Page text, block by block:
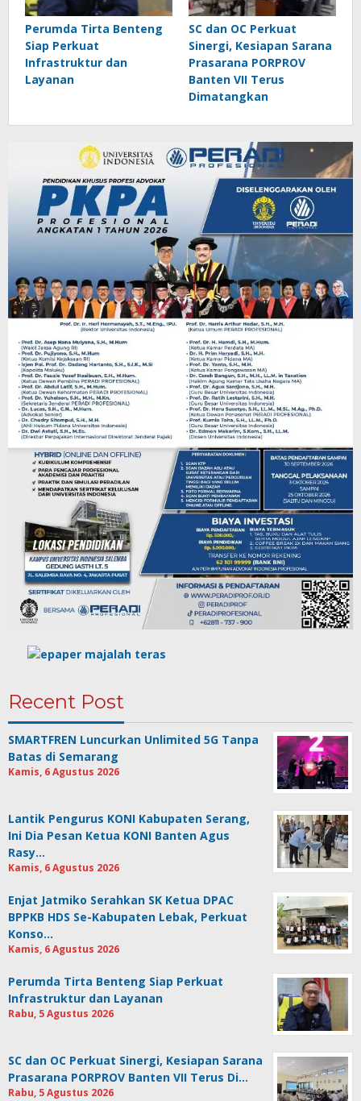
Perumda Tirta Benteng
Siap Perkuat
Infrastruktur dan
Layanan
SC dan OC Perkuat
Sinergi, Kesiapan Sarana
Prasarana PORPROV
Banten VII Terus
Dimatangkan
Recent Post
SMARTFREN Luncurkan Unlimited 5G Tanpa
Batas di Semarang
Kamis, 6 Agustus 2026
Lantik Pengurus KONI Kabupaten Serang,
Ini Dia Pesan Ketua KONI Banten Agus
Rasy…
Kamis, 6 Agustus 2026
Enjat Jatmiko Serahkan SK Ketua DPAC
BPPKB HDS Se-Kabupaten Lebak, Perkuat
Konso…
Kamis, 6 Agustus 2026
Perumda Tirta Benteng Siap Perkuat
Infrastruktur dan Layanan
Rabu, 5 Agustus 2026
SC dan OC Perkuat Sinergi, Kesiapan Sarana
Prasarana PORPROV Banten VII Terus Di…
Rabu, 5 Agustus 2026